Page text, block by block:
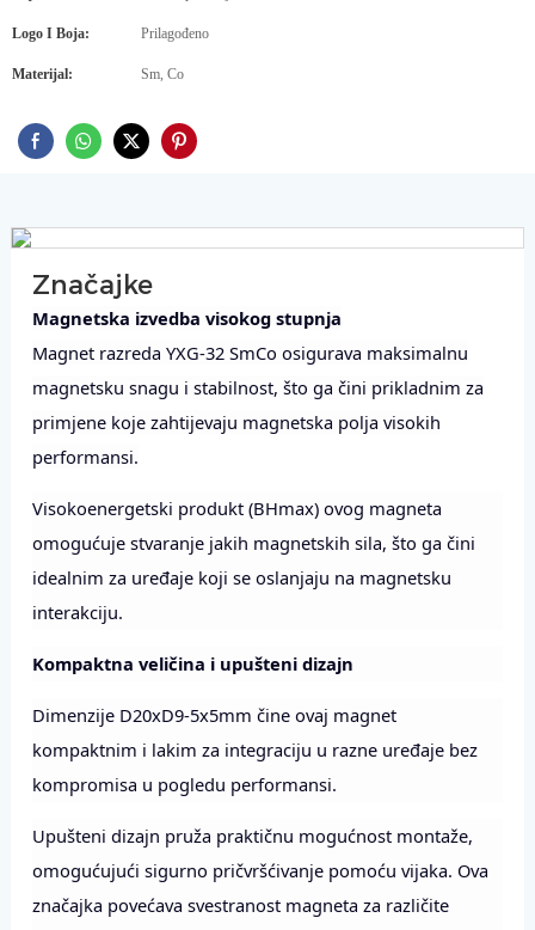
Logo I Boja: Prilagođeno
Materijal: Sm, Co
Značajke
Magnetska izvedba visokog stupnja
Magnet razreda YXG-32 SmCo osigurava maksimalnu
magnetsku snagu i stabilnost, što ga čini prikladnim za
primjene koje zahtijevaju magnetska polja visokih
performansi.
Visokoenergetski produkt (BHmax) ovog magneta
omogućuje stvaranje jakih magnetskih sila, što ga čini
idealnim za uređaje koji se oslanjaju na magnetsku
interakciju.
Kompaktna veličina i upušteni dizajn
Dimenzije D20xD9-5x5mm čine ovaj magnet
kompaktnim i lakim za integraciju u razne uređaje bez
kompromisa u pogledu performansi.
Upušteni dizajn pruža praktičnu mogućnost montaže,
omogućujući sigurno pričvršćivanje pomoću vijaka. Ova
značajka povećava svestranost magneta za različite